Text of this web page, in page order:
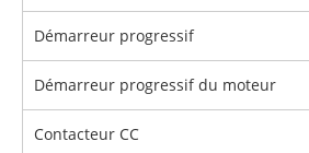
Démarreur progressif
Démarreur progressif du moteur
Contacteur CC